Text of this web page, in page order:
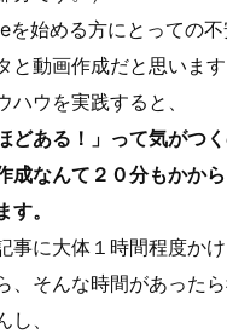
始める方にとっての不
と動画作成だと思います
ハウを実践すると、
どある！」って気がつ
成なんて２０分もかから
。
事に大体１時間程度かけ
、そんな時間があった
、